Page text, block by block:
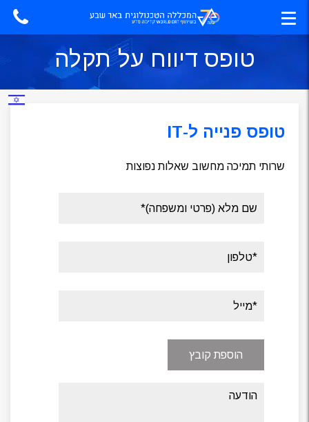
טופס דיווח על תקלה
טופס פנייה ל-IT
שרותי תמיכה מחשוב שאלות נפוצות
הוספת קובץ